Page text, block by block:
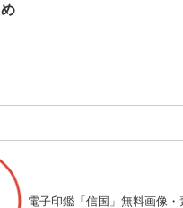
め
電子印鑑「信国」無料画像・